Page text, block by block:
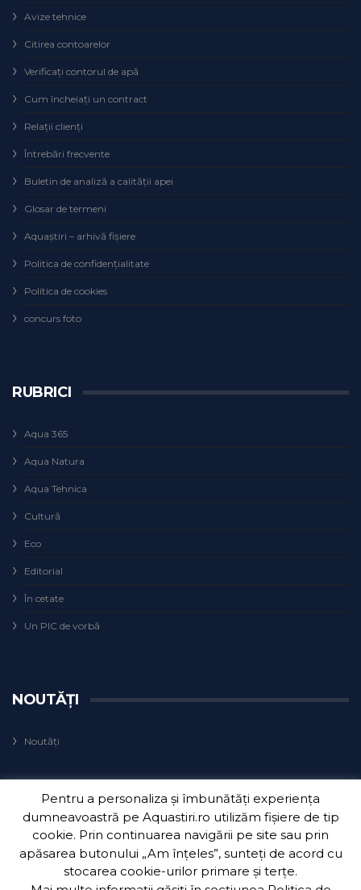
Avize tehnice
Citirea contoarelor
Verificaţi contorul de apă
Cum încheiaţi un contract
Relaţii clienţi
Întrebări frecvente
Buletin de analiză a calităţii apei
Glosar de termeni
Aquaștiri – arhivă fișiere
Politica de confidențialitate
Politica de cookies
concurs foto
RUBRICI
Aqua 365
Aqua Natura
Aqua Tehnica
Cultură
Eco
Editorial
În cetate
Un PIC de vorbă
NOUTĂȚI
Noutăți
Copyright 2018 Aquatim S.A.| Dezvoltat de 3Waves Net
Pentru a personaliza și îmbunătăți experiența
dumneavoastră pe Aquastiri.ro utilizăm fișiere de tip
cookie. Prin continuarea navigării pe site sau prin
apăsarea butonului „Am înțeles”, sunteți de acord cu
stocarea cookie-urilor primare și terțe.